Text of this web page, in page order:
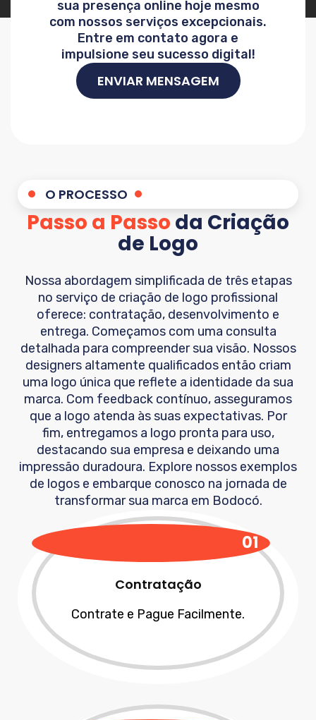
sua presença online hoje mesmo
com nossos serviços excepcionais.
Entre em contato agora e
impulsione seu sucesso digital!
ENVIAR MENSAGEM
O PROCESSO
Passo a Passo da Criação
de Logo
Nossa abordagem simplificada de três etapas
no serviço de criação de logo profissional
oferece: contratação, desenvolvimento e
entrega. Começamos com uma consulta
detalhada para compreender sua visão. Nossos
designers altamente qualificados então criam
uma logo única que reflete a identidade da sua
marca. Com feedback contínuo, asseguramos
que a logo atenda às suas expectativas. Por
fim, entregamos a logo pronta para uso,
destacando sua empresa e deixando uma
impressão duradoura. Explore nossos exemplos
de logos e embarque conosco na jornada de
transformar sua marca em Bodocó.
01
Contratação
Contrate e Pague Facilmente.